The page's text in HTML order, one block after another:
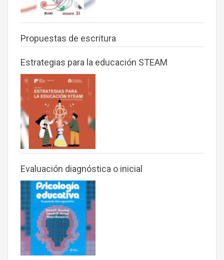
Propuestas de escritura
Estrategias para la educación STEAM
Evaluación diagnóstica o inicial